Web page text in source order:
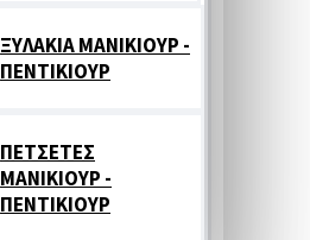
ΞΥΛΑΚΙΑ ΜΑΝΙΚΙΟΥΡ -
ΠΕΝΤΙΚΙΟΥΡ
ΠΕΤΣΕΤΕΣ
ΜΑΝΙΚΙΟΥΡ -
ΠΕΝΤΙΚΙΟΥΡ